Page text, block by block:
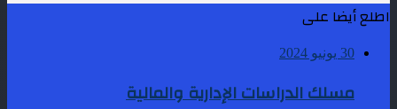
اطلع أيضا على
30 يونيو 2024
مسلك الدراسات الإدارية والمالية